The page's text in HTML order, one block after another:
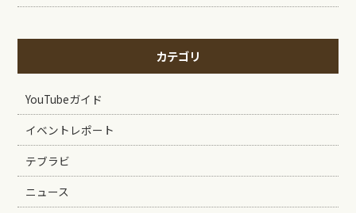
カテゴリ
YouTubeガイド
イベントレポート
テブラビ
ニュース